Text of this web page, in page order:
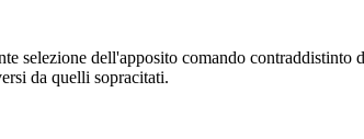
selezione dell'apposito comando
da quelli sopracitati.